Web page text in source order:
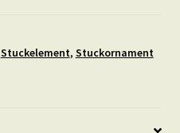
Stuckelement, Stuckornament